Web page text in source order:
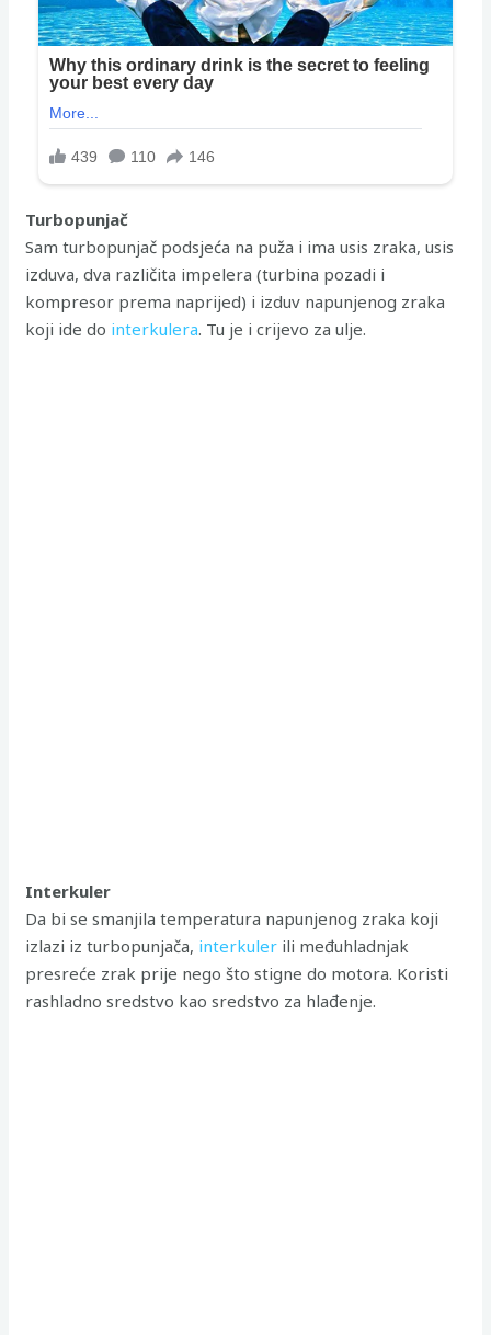
Turbopunjač
Sam turbopunjač podsjeća na puža i ima usis zraka, usis
izduva, dva različita impelera (turbina pozadi i
kompresor prema naprijed) i izduv napunjenog zraka
koji ide do interkulera. Tu je i crijevo za ulje.
Interkuler
Da bi se smanjila temperatura napunjenog zraka koji
izlazi iz turbopunjača, interkuler ili međuhladnjak
presreće zrak prije nego što stigne do motora. Koristi
rashladno sredstvo kao sredstvo za hlađenje.